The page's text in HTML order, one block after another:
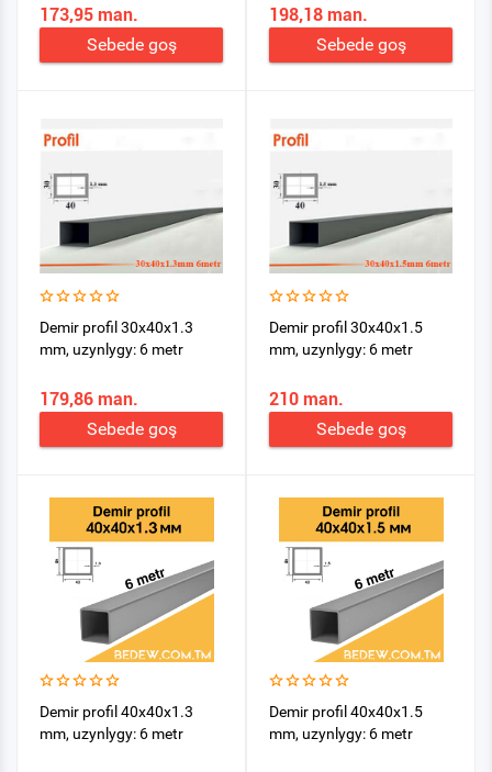
173,95 man.
Sebede goş
198,18 man.
Sebede goş
Demir profil 30x40x1.3
mm, uzynlygy: 6 metr
179,86 man.
Sebede goş
Demir profil 30x40x1.5
mm, uzynlygy: 6 metr
210 man.
Sebede goş
Demir profil 40x40x1.3
mm, uzynlygy: 6 metr
Demir profil 40x40x1.5
mm, uzynlygy: 6 metr